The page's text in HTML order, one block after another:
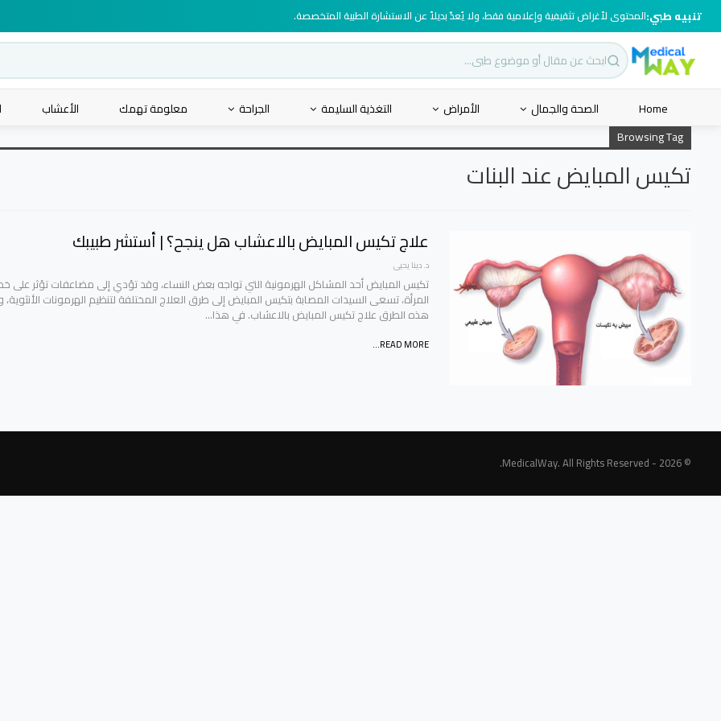
تنبيه طبي:المحتوى لأغراض تثقيفية وإعلامية فقط، ولا يُعدّ بديلاً عن الاستشارة الطبية المتخصصة.
Home الصحة والجمال الأمراض التغذية السليمة الجراحة معلومة تهمك الأعشاب
Browsing Tag
تكيس المبايض عند البنات
علاج تكيس المبايض بالاعشاب هل ينجح؟ | أستشر طبيبك
د. دينا يحيى
تكيس المبايض أحد المشاكل الهرمونية التي تواجه بعض النساء، وقد تؤدي إلى مضاعفات تؤثر على
المرأة، تسعى السيدات المصابة بتكيس المبايض إلى طرق العلاج المختلفة لتنظيم الهرمونات
هذه الطرق علاج تكيس المبايض بالاعشاب. في هذا…
READ MORE...
© 2026 - MedicalWay. All Rights Reserved.